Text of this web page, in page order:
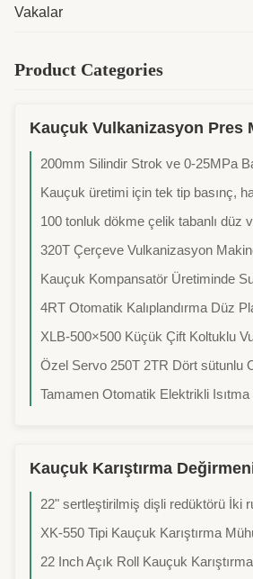
Vakalar
Product Categories
Kauçuk Vulkanizasyon Pres
Kauçuk Karıştırma